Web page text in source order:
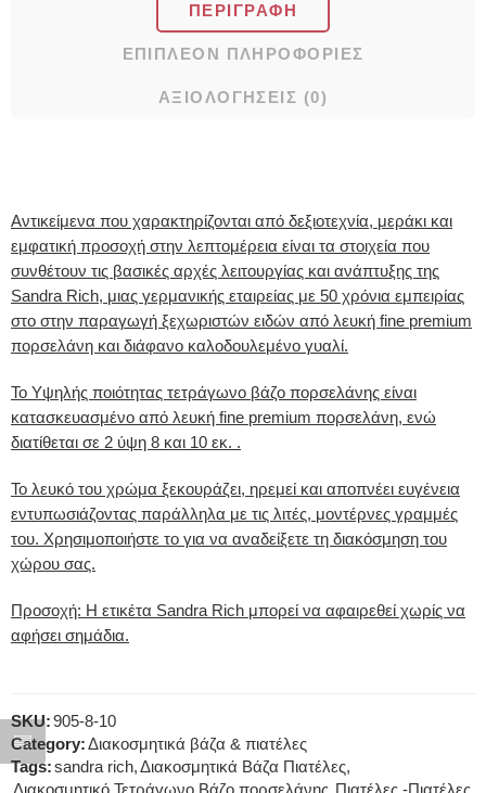
ΠΕΡΙΓΡΑΦΉ
ΕΠΙΠΛΈΟΝ ΠΛΗΡΟΦΟΡΊΕΣ
ΑΞΙΟΛΟΓΉΣΕΙΣ (0)
Αντικείμενα που χαρακτηρίζονται από δεξιοτεχνία, μεράκι και
εμφατική προσοχή στην λεπτομέρεια είναι τα στοιχεία που
συνθέτουν τις βασικές αρχές λειτουργίας και ανάπτυξης της
Sandra Rich, μιας γερμανικής εταιρείας με 50 χρόνια εμπειρίας
στο στην παραγωγή ξεχωριστών ειδών από λευκή fine premium
πορσελάνη και διάφανο καλοδουλεμένο γυαλί.
Το Υψηλής ποιότητας τετράγωνο βάζο πορσελάνης είναι
κατασκευασμένο από λευκή fine premium πορσελάνη, ενώ
διατίθεται σε 2 ύψη 8 και 10 εκ. .
Το λευκό του χρώμα ξεκουράζει, ηρεμεί και αποπνέει ευγένεια
εντυπωσιάζοντας παράλληλα με τις λιτές, μοντέρνες γραμμές
του. Χρησιμοποιήστε το για να αναδείξετε τη διακόσμηση του
χώρου σας.
Προσοχή: Η ετικέτα Sandra Rich μπορεί να αφαιρεθεί χωρίς να
αφήσει σημάδια.
SKU:905-8-10
Category:Διακοσμητικά βάζα & πιατέλες
Tags:sandra rich,Διακοσμητικά Βάζα Πιατέλες,